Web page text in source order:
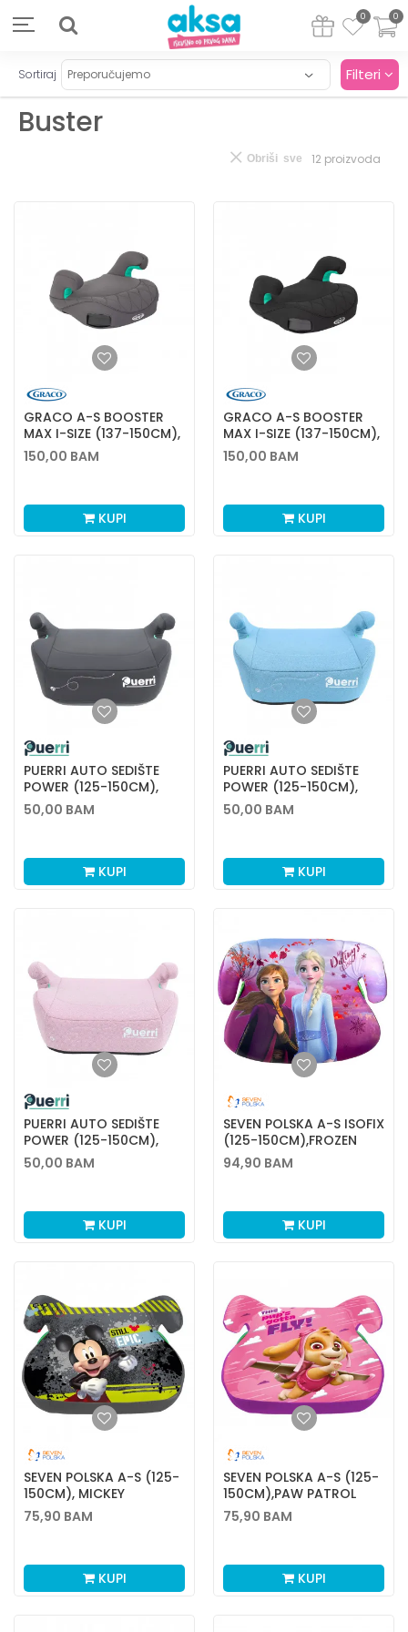
0
0
Buster
Sortiraj Filteri
12 proizvoda
Obriši sve
GRACO A-S BOOSTER
MAX I-SIZE (137-150CM),
IRON
150,00 BAM
KUPI
GRACO A-S BOOSTER
MAX I-SIZE (137-150CM),
MIDNIGHT
150,00 BAM
KUPI
PUERRI AUTO SEDIŠTE
POWER (125-150CM),
BLACK
50,00 BAM
KUPI
PUERRI AUTO SEDIŠTE
POWER (125-150CM),
BLUE
50,00 BAM
KUPI
PUERRI AUTO SEDIŠTE
POWER (125-150CM),
PINK
50,00 BAM
KUPI
SEVEN POLSKA A-S ISOFIX
(125-150CM),FROZEN
94,90 BAM
KUPI
SEVEN POLSKA A-S (125-
150CM), MICKEY
75,90 BAM
KUPI
SEVEN POLSKA A-S (125-
150CM),PAW PATROL
SKYE
75,90 BAM
KUPI